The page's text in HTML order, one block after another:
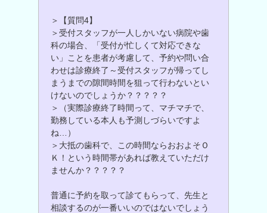
＞【質問4】
＞受付スタッフが一人しかいない病院や歯
科の場合、「受付が忙しくて対応できな
い」ことを患者が考慮して、予約や問い合
わせは診療終了～受付スタッフが帰ってし
まうまでの隙間時間を狙って行わないとい
けないのでしょうか？？？？？
＞（実際診療終了時間って、マチマチで、
勤務している本人も予測しづらいですよ
ね…）
＞大抵の歯科で、この時間ならおおよそＯ
Ｋ！という時間帯があれば教えていただけ
ませんか？？？？？
普通に予約を取って診てもらって、先生と
相談するのが一番いいのではないでしょう